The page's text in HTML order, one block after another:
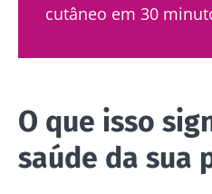
cutâneo em 30
O que isso
saúde da sua
Você está prestes a ser
deixar nosso site
Junte-se à comunidade
sobre a microbiota.
informações sobre a
e apolítica de
Microbiota Institute.